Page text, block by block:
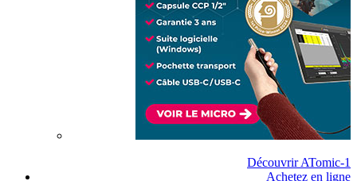
Découvrir ATomic-1
Achetez en ligne